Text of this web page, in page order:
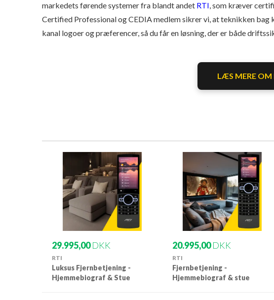
markedets førende systemer fra blandt andet RTI, som kræver
Certified Professional og CEDIA medlem sikrer vi, at teknikken
kanal logoer og præferencer, så du får en løsning, der er både
LÆS MERE OM
29.995,00 DKK
RTI
Luksus Fjernbetjening -
Hjemmebiograf & Stue
20.995,00 DKK
RTI
Fjernbetjening -
Hjemmebiograf & stue